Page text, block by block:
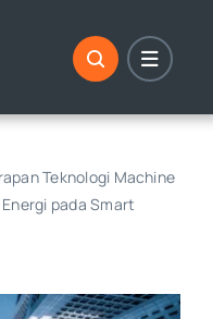
Teknologi Machine
pada Smart